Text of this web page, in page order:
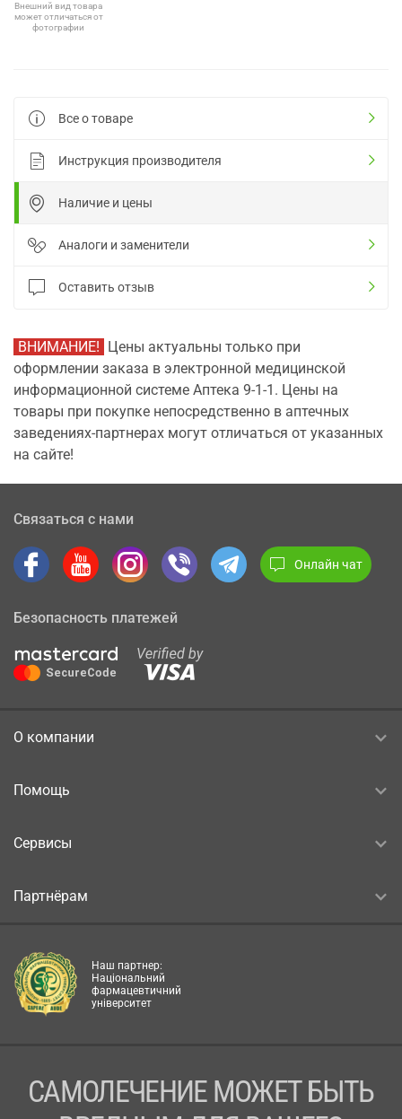
Внешний вид товара
может отличаться от
фотографии
Все о товаре
Инструкция производителя
Наличие и цены
Аналоги и заменители
Оставить отзыв
ВНИМАНИЕ! Цены актуальны только при
оформлении заказа в электронной медицинской
информационной системе Аптека 9-1-1. Цены на
товары при покупке непосредственно в аптечных
заведениях-партнерах могут отличаться от указанных
на сайте!
Связаться с нами
Онлайн чат
Безопасность платежей
О компании
Помощь
Сервисы
Партнёрам
Наш партнер:
Національний
фармацевтичний
університет
САМОЛЕЧЕНИЕ МОЖЕТ БЫТЬ